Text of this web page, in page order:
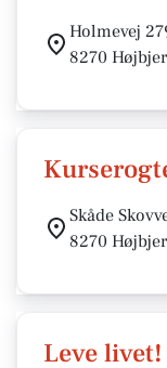
Holmevej
8270
Skåde
8270
Leve livet!